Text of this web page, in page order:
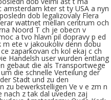
amsterdam kter st ty USA a nyn
dob legalizovaly Flera
wattnet mellan centrum och
Noord T ch je obecn v
a tvo hlavn pil dopravy p ed
m ete v jakoukoliv denn dobu
zaparkovan ch kol ekaj c ch
Handelsh user wurden entlang
gebaut die als Transportwege
die schnelle Verteilung der
Stadt und zu den
zu bewerkstelligen Ve v e zm n
nach z tak dal uveden zaj